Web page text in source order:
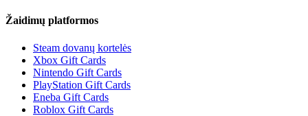
Žaidimų platformos
Steam dovanų kortelės
Xbox Gift Cards
Nintendo Gift Cards
PlayStation Gift Cards
Eneba Gift Cards
Roblox Gift Cards